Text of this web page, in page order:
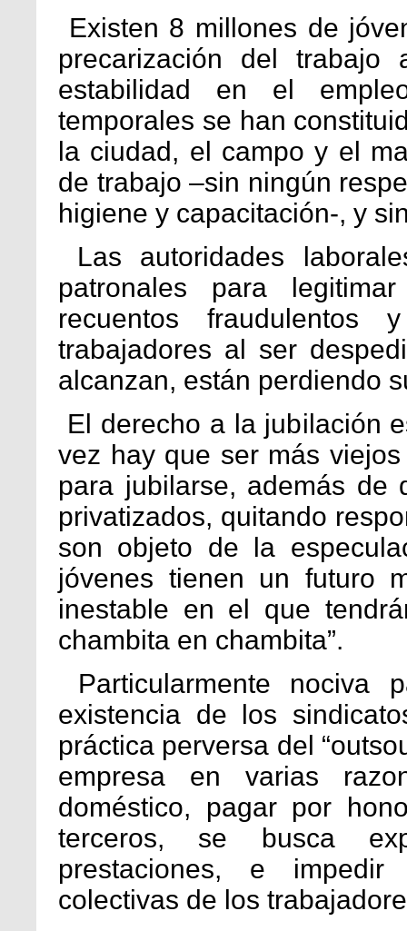
Existen 8 millones de
precarización del
estabilidad en el
temporales se han
la ciudad, el campo y el
de trabajo –sin ningún
higiene y capacitación-, y
Las autoridades
patronales para
recuentos fraudulentos
trabajadores al ser
alcanzan, están perdiendo
El derecho a la jubilación
vez hay que ser más
para jubilarse, además
privatizados, quitando
son objeto de la
jóvenes tienen un futuro
inestable en el que
chambita en chambita”.
Particularmente nociva
existencia de los
práctica perversa del
empresa en varias
doméstico, pagar por
terceros, se busca
prestaciones, e
colectivas de los